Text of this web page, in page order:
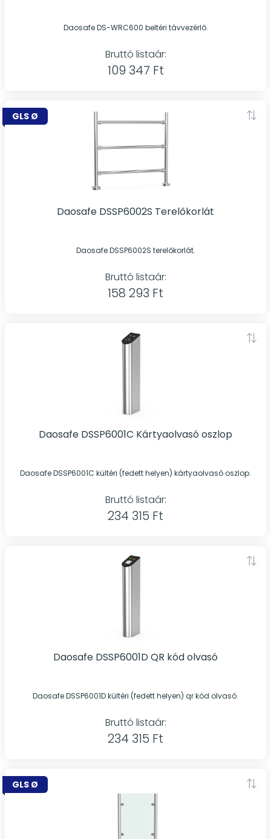
Daosafe DS-WRC600 beltéri távvezérlő.
Bruttó listaár:
109 347 Ft
GLS Ø
Daosafe DSSP6002S Terelőkorlát
Daosafe DSSP6002S terelőkorlát.
Bruttó listaár:
158 293 Ft
Daosafe DSSP6001C Kártyaolvasó oszlop
Daosafe DSSP6001C kültéri (fedett helyen) kártyaolvasó oszlop.
Bruttó listaár:
234 315 Ft
Daosafe DSSP6001D QR kód olvasó
Daosafe DSSP6001D kültéri (fedett helyen) qr kód olvasó.
Bruttó listaár:
234 315 Ft
GLS Ø